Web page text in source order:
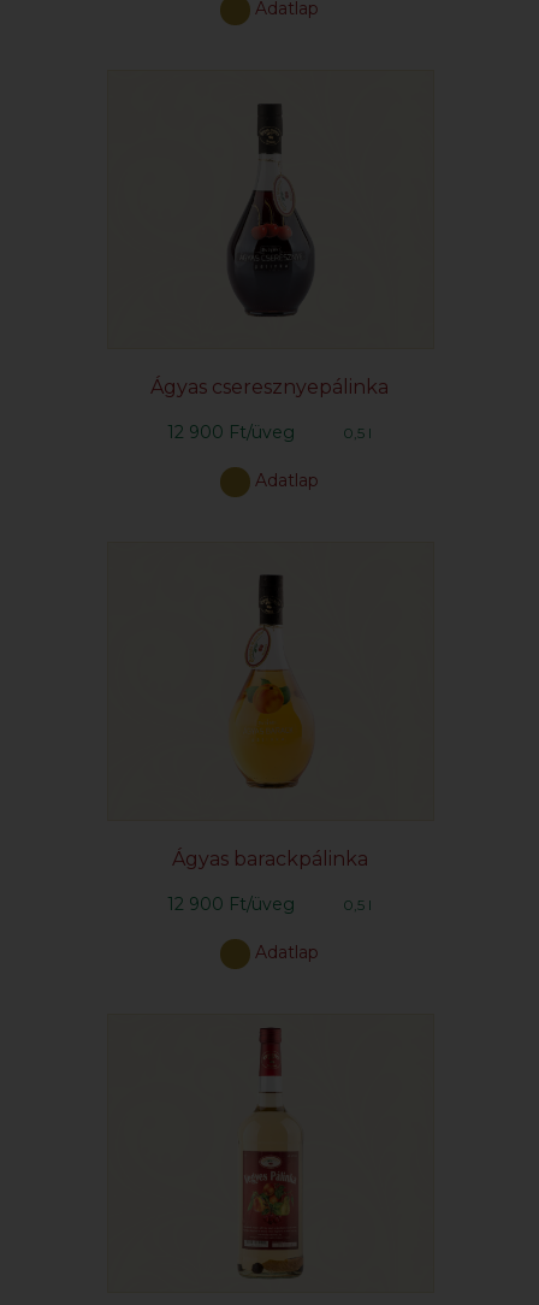
Adatlap
Ágyas cseresznyepálinka
12 900 Ft/üveg 0,5 l
Adatlap
Ágyas barackpálinka
12 900 Ft/üveg 0,5 l
Adatlap